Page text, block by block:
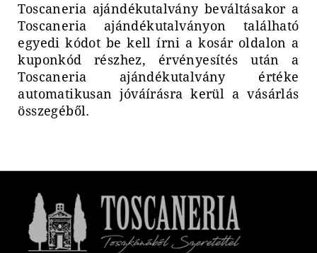
Toscaneria ajándékutalvány beváltásakor a
Toscaneria ajándékutalványon található
egyedi kódot be kell írni a kosár oldalon a
kuponkód részhez, érvényesítés után a
Toscaneria ajándékutalvány értéke
automatikusan jóváírásra kerül a vásárlás
összegéből.